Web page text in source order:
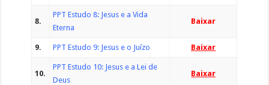
8.
PPT Estudo 8: Jesus e a Vida
Eterna
Baixar
9. PPT Estudo 9: Jesus e o Juízo Baixar
10.
PPT Estudo 10: Jesus e a Lei de
Deus
Baixar